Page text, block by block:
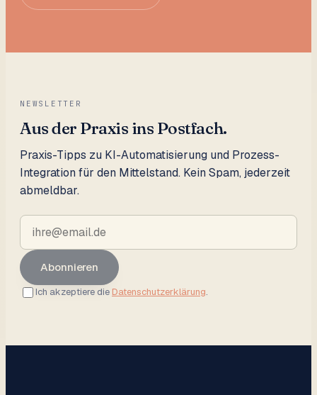
NEWSLETTER
Aus der Praxis ins Postfach.
Praxis-Tipps zu KI-Automatisierung und Prozess-
Integration für den Mittelstand. Kein Spam, jederzeit
abmeldbar.
Abonnieren
Ich akzeptiere die Datenschutzerklärung.